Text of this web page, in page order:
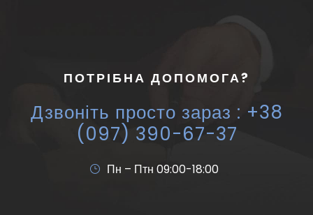
ПОТРІБНА ДОПОМОГА?
Дзвоніть просто зараз : +38
(097) 390-67-37
Пн – Птн 09:00-18:00